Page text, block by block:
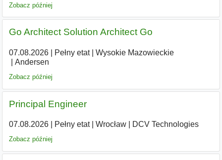
Zobacz później
Go Architect Solution Architect Go
07.08.2026| Pełny etat| Wysokie Mazowieckie|
Andersen
Zobacz później
Principal Engineer
07.08.2026| Pełny etat| Wrocław| DCV Technologies
Zobacz później